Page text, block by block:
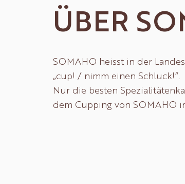
ÜBER
SOMAHO heisst in der
„cup! / nimm einen Schluck!“.
Nur die besten
dem Cupping von SOMAHO